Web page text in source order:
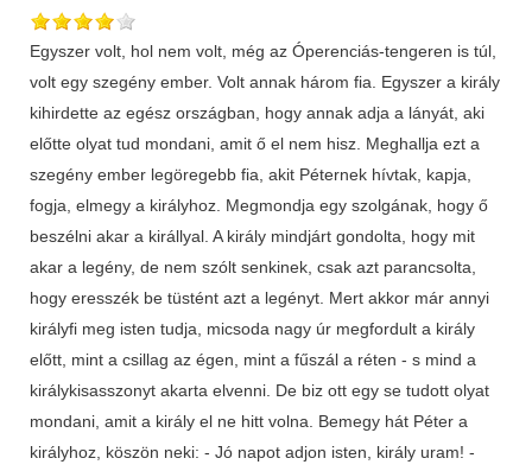
Egyszer volt, hol nem volt, még az Óperenciás-tengeren is túl,
volt egy szegény ember. Volt annak három fia. Egyszer a király
kihirdette az egész országban, hogy annak adja a lányát, aki
előtte olyat tud mondani, amit ő el nem hisz. Meghallja ezt a
szegény ember legöregebb fia, akit Péternek hívtak, kapja,
fogja, elmegy a királyhoz. Megmondja egy szolgának, hogy ő
beszélni akar a királlyal. A király mindjárt gondolta, hogy mit
akar a legény, de nem szólt senkinek, csak azt parancsolta,
hogy eresszék be tüstént azt a legényt. Mert akkor már annyi
királyfi meg isten tudja, micsoda nagy úr megfordult a király
előtt, mint a csillag az égen, mint a fűszál a réten - s mind a
királykisasszonyt akarta elvenni. De biz ott egy se tudott olyat
mondani, amit a király el ne hitt volna. Bemegy hát Péter a
királyhoz, köszön neki: - Jó napot adjon isten, király uram! -